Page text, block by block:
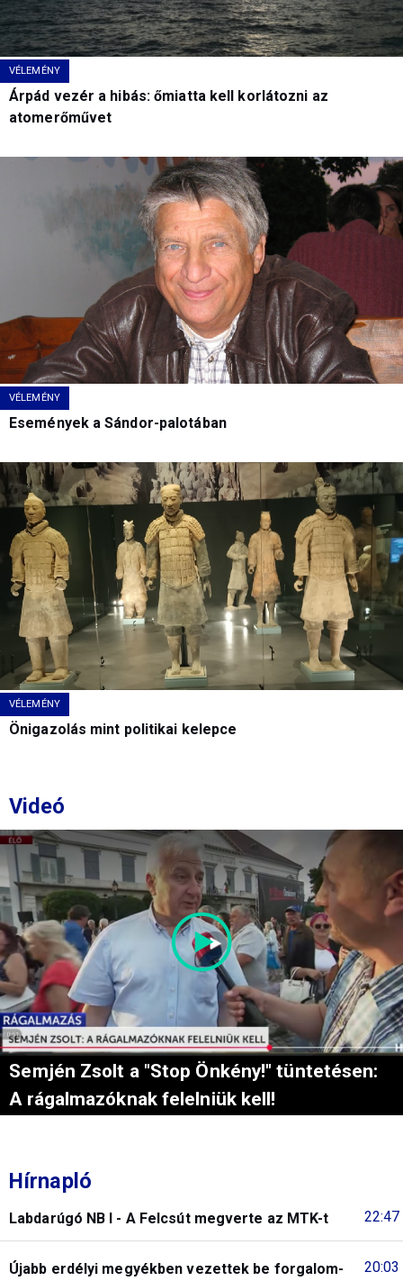
VÉLEMÉNY
Árpád vezér a hibás: őmiatta kell korlátozni az
atomerőművet
VÉLEMÉNY
Események a Sándor-palotában
VÉLEMÉNY
Önigazolás mint politikai kelepce
Videó
Semjén Zsolt a "Stop Önkény!" tüntetésen:
A rágalmazóknak felelniük kell!
Hírnapló
22:47
Labdarúgó NB I - A Felcsút megverte az MTK-t
20:03
Újabb erdélyi megyékben vezettek be forgalom-